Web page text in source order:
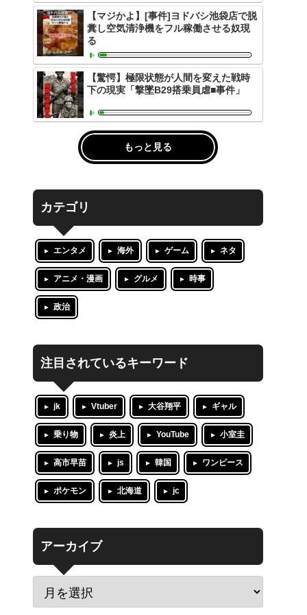
【マジかよ】[事件]ヨドバシ池袋店で脱
糞し空気清浄機をフル稼働させる奴現
る
【驚愕】極限状態が人間を変えた戦時
下の現実「撃墜B29搭乗員虐■事件」
もっと見る
カテゴリ
エンタメ 海外 ゲーム ネタ
アニメ・漫画 グルメ 時事
政治
注目されているキーワード
jk Vtuber 大谷翔平 ギャル
乗り物 炎上 YouTube 小室圭
高市早苗 js 韓国 ワンピース
ポケモン 北海道 jc
アーカイブ